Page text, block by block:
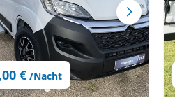
€ /Nacht